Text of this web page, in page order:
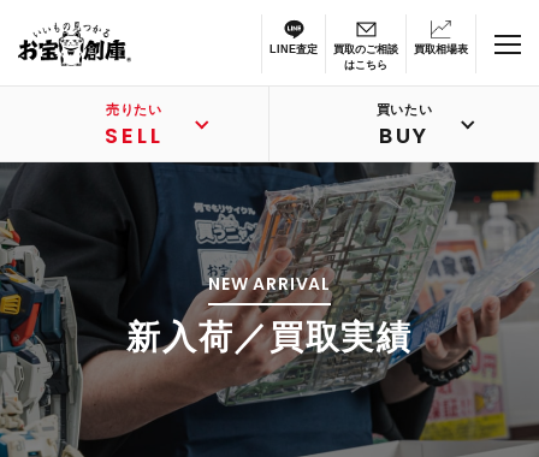
LINE査定
買取のご相談
はこちら
買取相場表
売りたい
SELL
買いたい
BUY
NEW ARRIVAL
新入荷／買取実績